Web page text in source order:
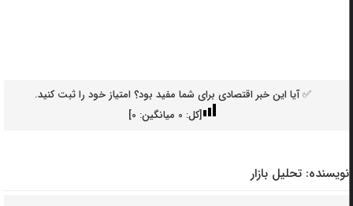
✅ آیا این خبر اقتصادی برای شما مفید بود؟ امتیاز خود را ثبت کنید.
[کل: 0میانگین: 0
]
نویسنده: تحلیل بازار